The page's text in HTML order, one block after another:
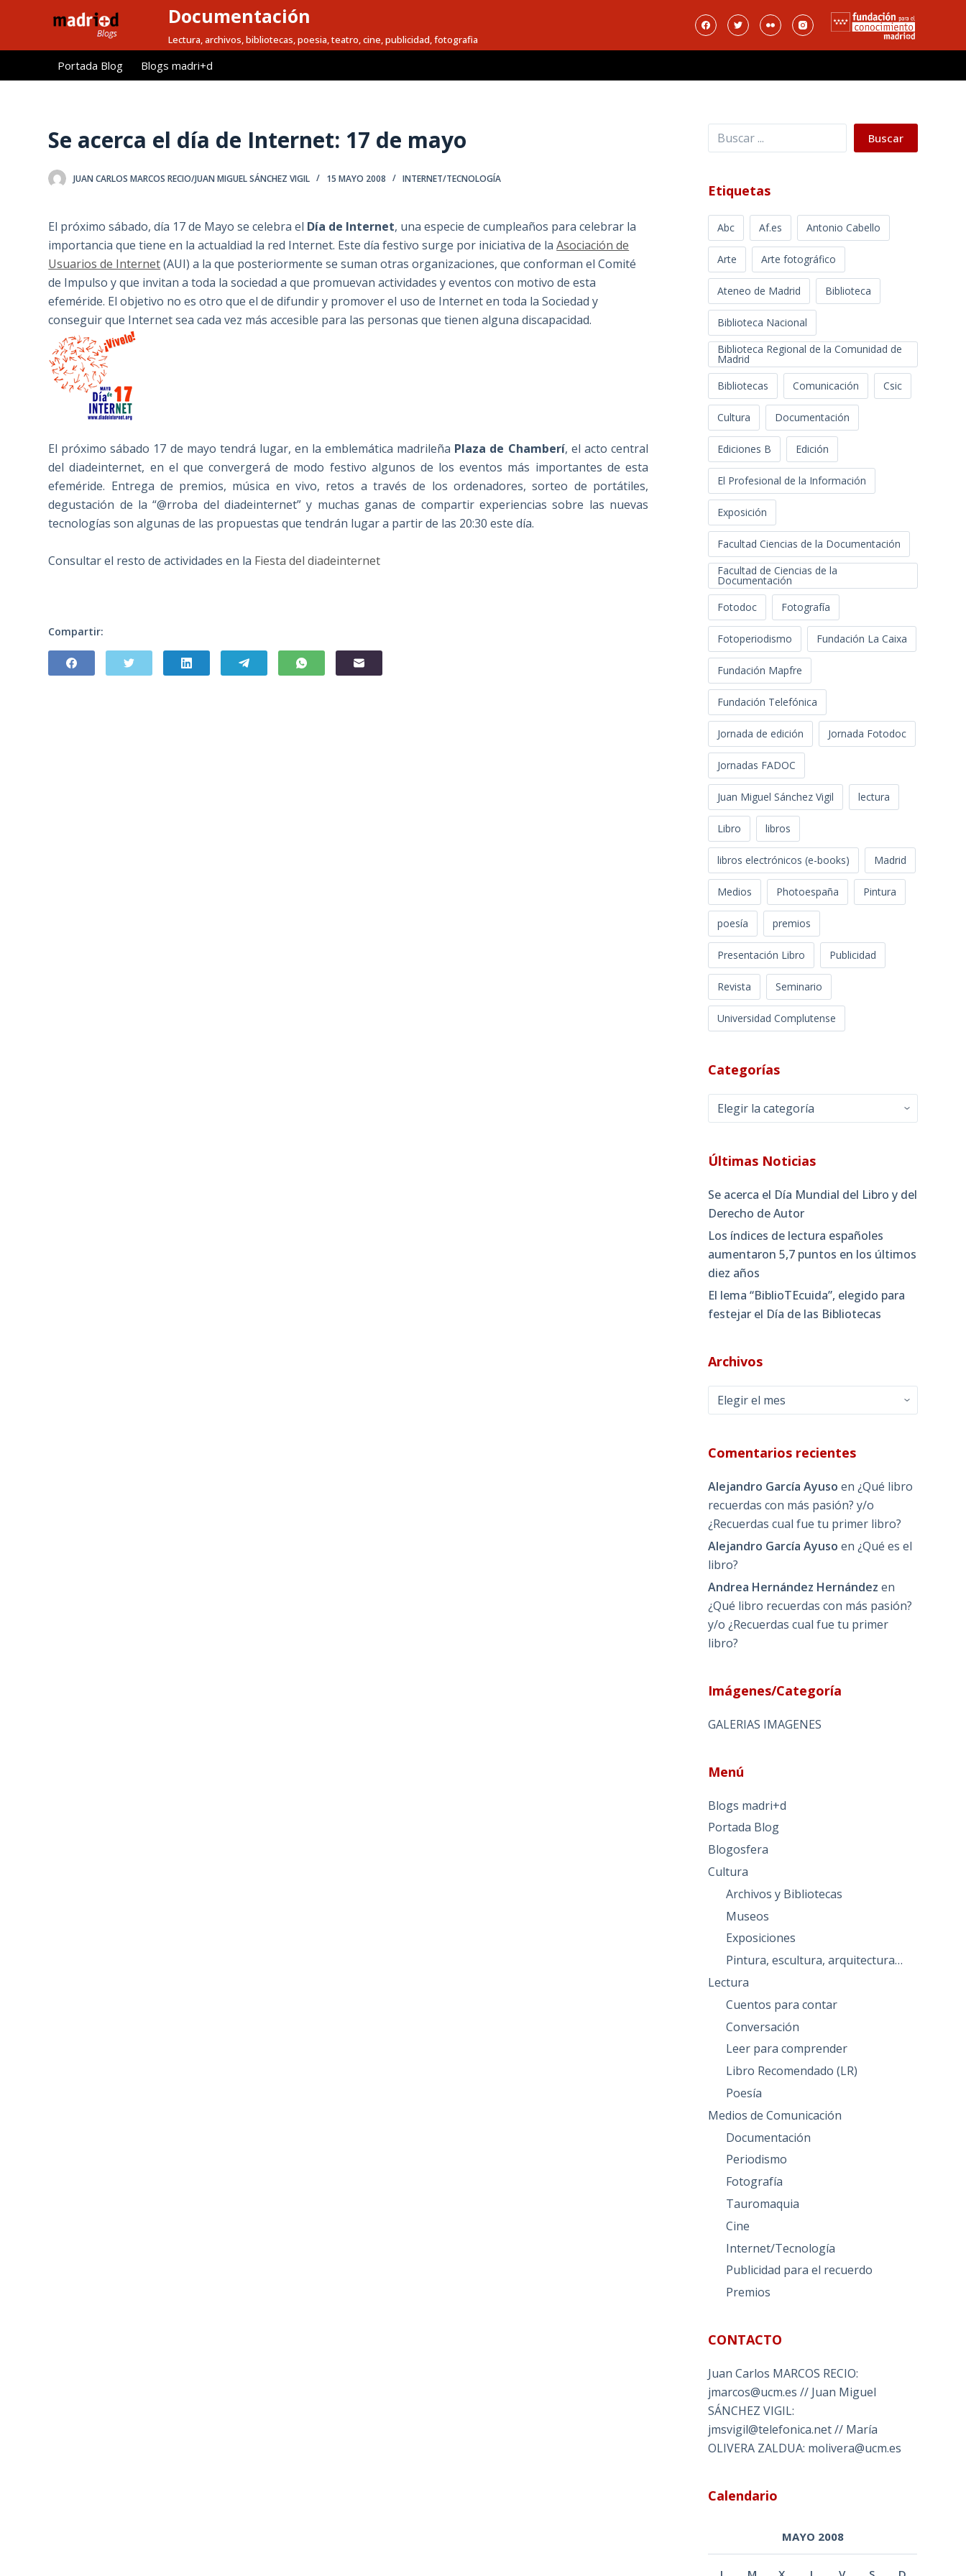
l
Documentación
Lectura, archivos, bibliotecas, poesia, teatro, cine, publicidad, fotografia
Portada Blog Blogs madri+d
Se acerca el día de Internet: 17 de mayo
JUAN CARLOS MARCOS RECIO/JUAN MIGUEL SÁNCHEZ VIGIL 15 MAYO 2008 INTERNET/TECNOLOGÍA
El próximo sábado, día 17 de Mayo se celebra el Día de Internet, una especie de cumpleaños para celebrar la
importancia que tiene en la actualdiad la red Internet. Este día festivo surge por iniciativa de laAsociación de
Usuarios de Internet(AUI) a la que posteriormente se suman otras organizaciones, que conforman el Comité
de Impulso y que invitan a toda la sociedad a que promuevan actividades y eventos con motivo de esta
efeméride. El objetivo no es otro que el de difundir y promover el uso de Internet en toda la Sociedad y
conseguir que Internet sea cada vez más accesible para las personas que tienen alguna discapacidad.
El próximo sábado 17 de mayo tendrá lugar, en la emblemática madrileña Plaza de Chamberí, el acto central
del diadeinternet, en el que convergerá de modo festivo algunos de los eventos más importantes de esta
efeméride. Entrega de premios, música en vivo, retos a través de los ordenadores, sorteo de portátiles,
degustación de la “@rroba del diadeinternet” y muchas ganas de compartir experiencias sobre las nuevas
tecnologías son algunas de las propuestas que tendrán lugar a partir de las 20:30 este día.
Consultar el resto de actividades en la Fiesta del diadeinternet
Compartir:
Buscar Buscar
Etiquetas
Abc Af.es Antonio Cabello
Arte Arte fotográfico
Ateneo de Madrid Biblioteca
Biblioteca Nacional
Biblioteca Regional de la Comunidad de
Madrid
Bibliotecas
Comunicación Csic
Cultura Documentación
Ediciones B Edición
El Profesional de la Información
Exposición
Facultad Ciencias de la Documentación
Facultad de Ciencias de la
Documentación
Fotodoc
Fotografía
Fotoperiodismo Fundación La Caixa
Fundación Mapfre
Fundación Telefónica
Jornada de edición Jornada Fotodoc
Jornadas FADOC
Juan Miguel Sánchez Vigil lectura
Libro libros
libros electrónicos (e-books) Madrid
Medios Photoespaña Pintura
poesía premios
Presentación Libro Publicidad
Revista Seminario
Universidad Complutense
Categorías
Categorías
Últimas Noticias
Se acerca el Día Mundial del Libro y del
Derecho de Autor
Los índices de lectura españoles
aumentaron 5,7 puntos en los últimos
diez años
El lema “BiblioTEcuida”, elegido para
festejar el Día de las Bibliotecas
Archivos
Archivos
Comentarios recientes
Alejandro García Ayuso en¿Qué libro
recuerdas con más pasión? y/o
¿Recuerdas cual fue tu primer libro?
Alejandro García Ayuso en¿Qué es el
libro?
Andrea Hernández Hernández en
¿Qué libro recuerdas con más pasión?
y/o ¿Recuerdas cual fue tu primer
libro?
Imágenes/Categoría
GALERIAS IMAGENES
Menú
Blogs madri+d
Portada Blog
Blogosfera
Cultura
Archivos y Bibliotecas
Museos
Exposiciones
Pintura, escultura, arquitectura…
Lectura
Cuentos para contar
Conversación
Leer para comprender
Libro Recomendado (LR)
Poesía
Medios de Comunicación
Documentación
Periodismo
Fotografía
Tauromaquia
Cine
Internet/Tecnología
Publicidad para el recuerdo
Premios
CONTACTO
Juan Carlos MARCOS RECIO:
jmarcos@ucm.es // Juan Miguel
SÁNCHEZ VIGIL:
jmsvigil@telefonica.net // María
OLIVERA ZALDUA: molivera@ucm.es
Calendario
MAYO 2008